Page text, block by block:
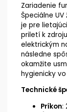
Zariadenie
Špeciálne
je pre
priletí k
elektrickým
následne
okamžite
hygienicky
Technické
Príkon: